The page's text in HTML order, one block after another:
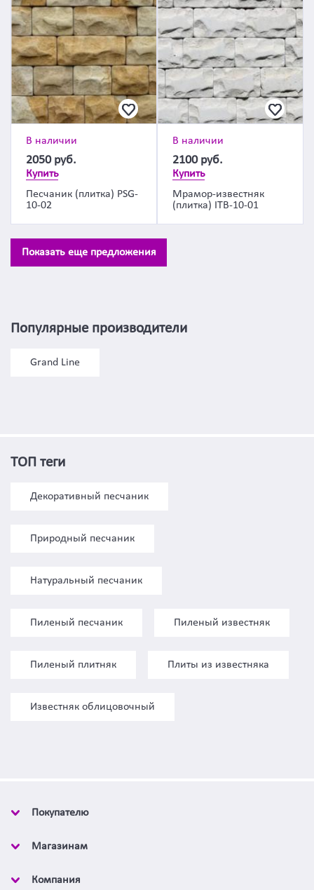
В наличии
2050 руб.
Купить
Песчаник (плитка) PSG-
10-02
В наличии
2100 руб.
Купить
Мрамор-известняк
(плитка) ITB-10-01
Показать еще предложения
Популярные производители
Grand Line
ТОП теги
Декоративный песчаник
Природный песчаник
Натуральный песчаник
Пиленый песчаник Пиленый известняк
Пиленый плитняк Плиты из известняка
Известняк облицовочный
Покупателю
Магазинам
Компания